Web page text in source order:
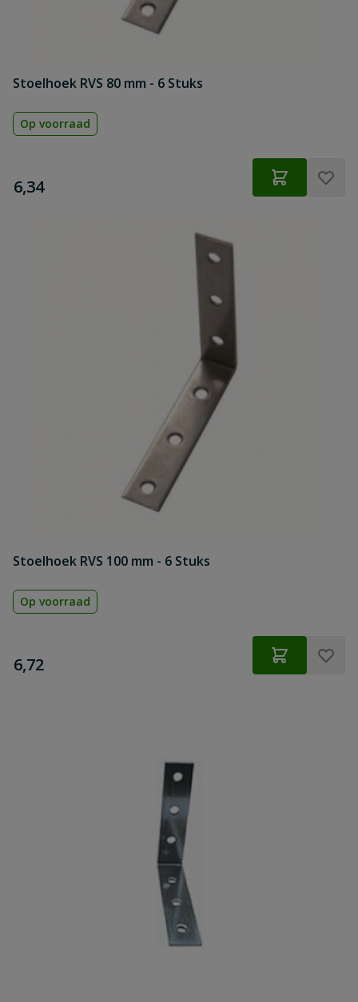
Stoelhoek RVS 80 mm - 6 Stuks
Op voorraad
€
6,34
Stoelhoek RVS 100 mm - 6 Stuks
Op voorraad
€
6,72